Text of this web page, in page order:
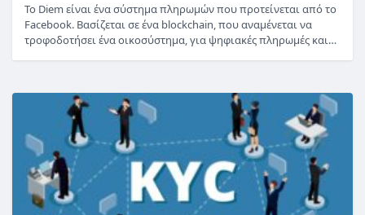
Το Diem είναι ένα σύστημα πληρωμών που προτείνεται από το
Facebook. Βασίζεται σε ένα blockchain, που αναμένεται να
τροφοδοτήσει ένα οικοσύστημα, για ψηφιακές πληρωμές και…